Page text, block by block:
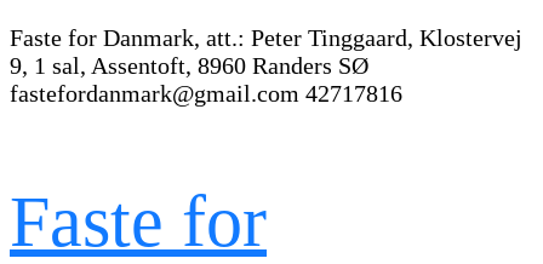
Faste for Danmark, att.: Peter Tinggaard, Klostervej
9, 1 sal, Assentoft, 8960 Randers SØ
fastefordanmark@gmail.com 42717816
Faste for